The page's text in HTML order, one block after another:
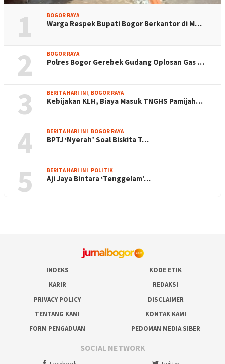
1 BOGOR RAYA
Warga Respek Bupati Bogor Berkantor di M…
2 BOGOR RAYA
Polres Bogor Gerebek Gudang Oplosan Gas …
3 BERITA HARI INI BOGOR RAYA
Kebijakan KLH, Biaya Masuk TNGHS Pamijah…
4 BERITA HARI INI BOGOR RAYA
BPTJ ‘Nyerah’ Soal Biskita T…
5 BERITA HARI INI POLITIK
Aji Jaya Bintara ‘Tenggelam’…
INDEKS
KODE ETIK
KARIR
REDAKSI
PRIVACY POLICY
DISCLAIMER
TENTANG KAMI
KONTAK KAMI
FORM PENGADUAN
PEDOMAN MEDIA SIBER
SOCIAL NETWORK